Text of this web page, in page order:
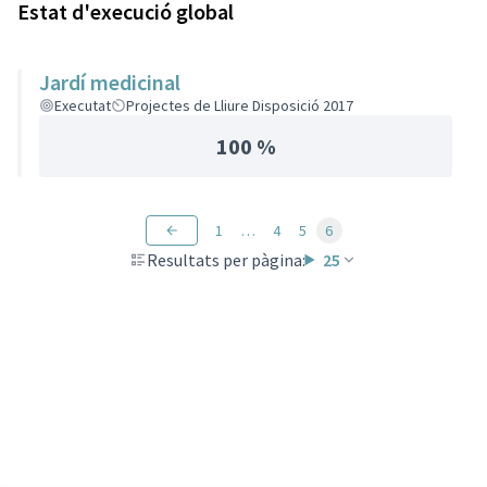
Estat d'execució global
Jardí medicinal
Executat Projectes de Lliure Disposició 2017
100 %
Resultats per pàgina: 25
1 … 4 5 6